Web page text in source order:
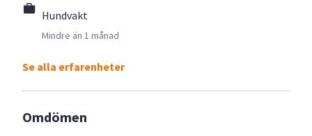
Hundvakt
Mindre än 1 månad
Se alla erfarenheter
Omdömen